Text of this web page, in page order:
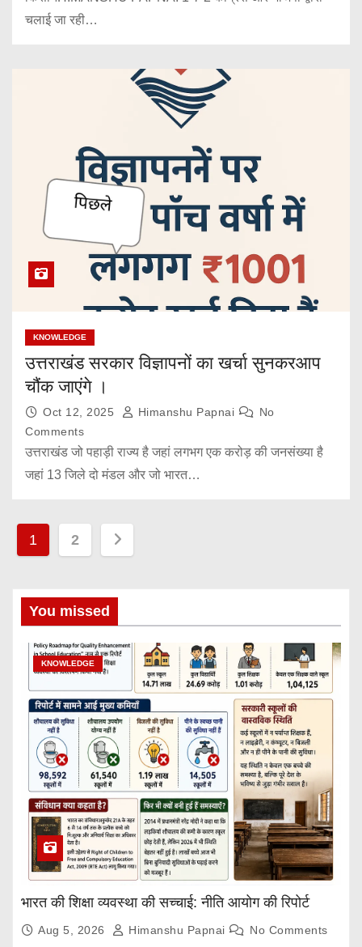
चलाई जा रही…
KNOWLEDGE
उत्तराखंड सरकार विज्ञापनों का खर्चा सुनकरआप
चौंक जाएंगे ।
Oct 12, 2025 Himanshu Papnai
No
Comments
उत्तराखंड जो पहाड़ी राज्य है जहां लगभग एक करोड़ की जनसंख्या है
जहां 13 जिले दो मंडल और जो भारत…
1 2
You missed
KNOWLEDGE
भारत की शिक्षा व्यवस्था की सच्चाई: नीति आयोग की रिपोर्ट
Aug 5, 2026 Himanshu Papnai No Comments